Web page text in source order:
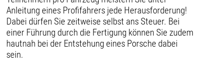
Anleitung eines Profifahrers jede Herausforderung!
Dabei dürfen Sie zeitweise selbst ans Steuer. Bei
einer Führung durch die Fertigung können Sie zudem
hautnah bei der Entstehung eines Porsche dabei
sein.